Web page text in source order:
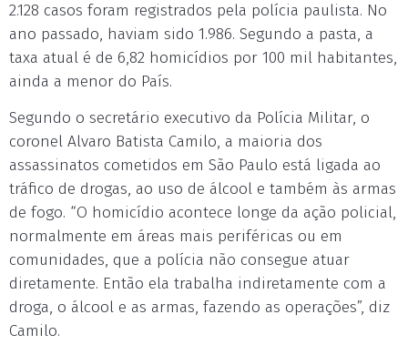
2.128 casos foram registrados pela polícia paulista. No
ano passado, haviam sido 1.986. Segundo a pasta, a
taxa atual é de 6,82 homicídios por 100 mil habitantes,
ainda a menor do País.
Segundo o secretário executivo da Polícia Militar, o
coronel Alvaro Batista Camilo, a maioria dos
assassinatos cometidos em São Paulo está ligada ao
tráfico de drogas, ao uso de álcool e também às armas
de fogo. “O homicídio acontece longe da ação policial,
normalmente em áreas mais periféricas ou em
comunidades, que a polícia não consegue atuar
diretamente. Então ela trabalha indiretamente com a
droga, o álcool e as armas, fazendo as operações”, diz
Camilo.